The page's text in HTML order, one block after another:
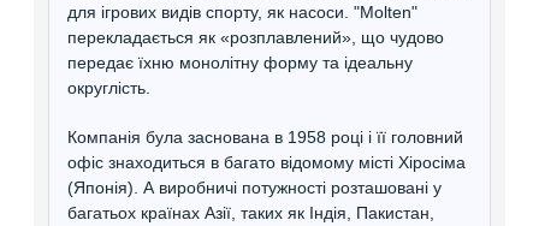
для ігрових видів спорту, як насоси. "Molten"
перекладається як «розплавлений», що чудово
передає їхню монолітну форму та ідеальну
округлість.
Компанія була заснована в 1958 році і її головний
офіс знаходиться в багато відомому місті Хіросіма
(Японія). А виробничі потужності розташовані у
багатьох країнах Азії, таких як Індія, Пакистан,